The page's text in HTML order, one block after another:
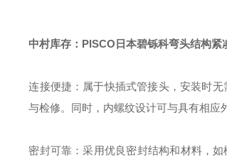
中村库存：PISCO日本碧铄科弯头结构紧
连接便捷：属于快插式管接头，安装时
与检修。同时，内螺纹设计可与具有相应
密封可靠：采用优良密封结构和材料，